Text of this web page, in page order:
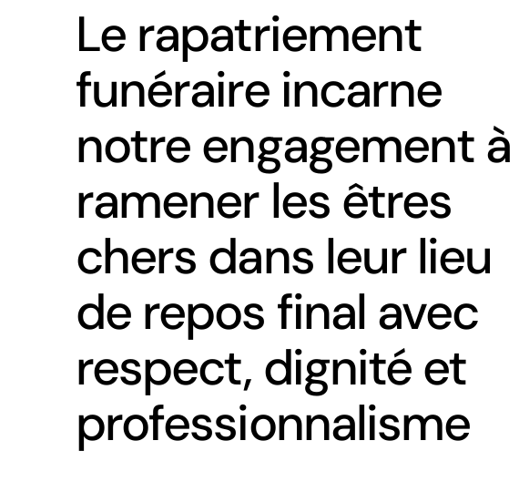
Le rapatriement
funéraire incarne
notre engagement à
ramener les êtres
chers dans leur lieu
de repos final avec
respect, dignité et
professionnalisme